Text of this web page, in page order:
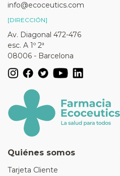
info@ecoceutics.com
[DIRECCIÓN]
Av. Diagonal 472-476
esc. A 1º 2ª
08006 - Barcelona
Quiénes somos
Tarjeta Cliente